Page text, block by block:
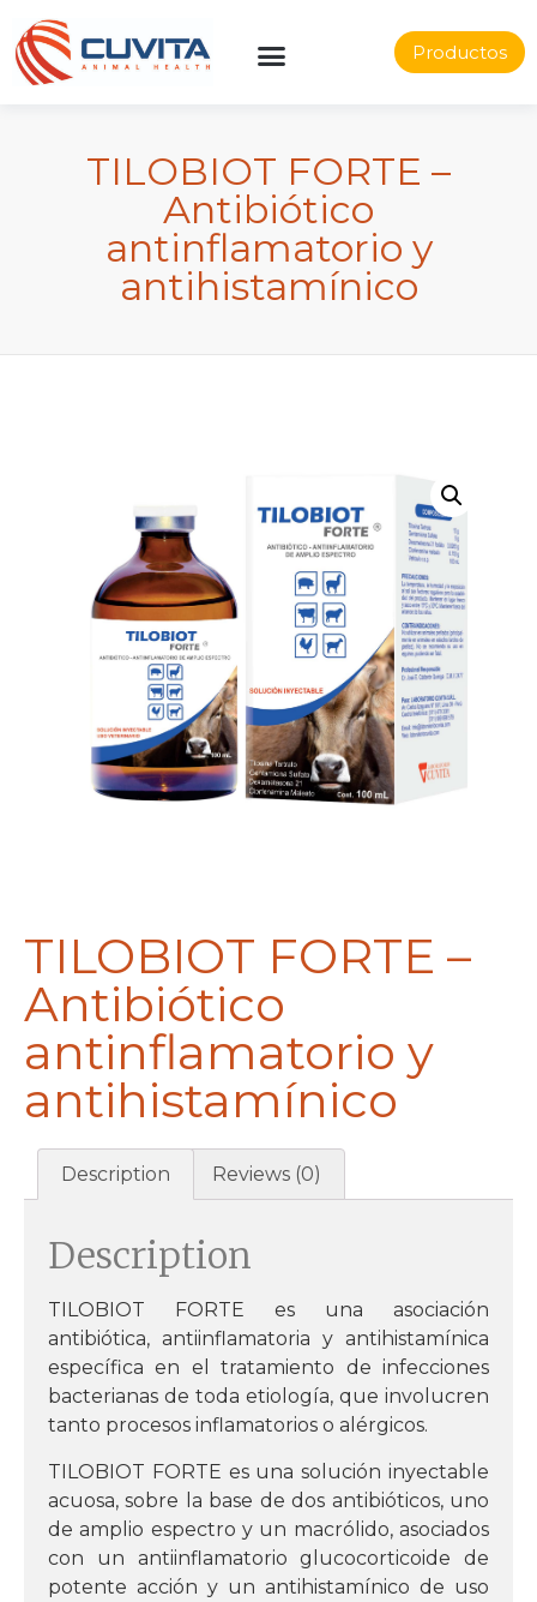
Productos
TILOBIOT FORTE –
Antibiótico
antinflamatorio y
antihistamínico
TILOBIOT FORTE –
Antibiótico
antinflamatorio y
antihistamínico
Description Reviews (0)
Description
TILOBIOT FORTE es una asociación
antibiótica, antiinflamatoria y antihistamínica
específica en el tratamiento de infecciones
bacterianas de toda etiología, que involucren
tanto procesos inflamatorios o alérgicos.
TILOBIOT FORTE es una solución inyectable
acuosa, sobre la base de dos antibióticos, uno
de amplio espectro y un macrólido, asociados
con un antiinflamatorio glucocorticoide de
potente acción y un antihistamínico de uso